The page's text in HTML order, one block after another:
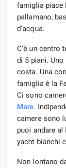
famiglia piace
pallamano,
d'acqua.
C'è un centro
di 5 piani.
costa. Una
famiglia è la
Ci sono
Mare.
camere sono
puoi andare
yacht bianchi
Non lontano